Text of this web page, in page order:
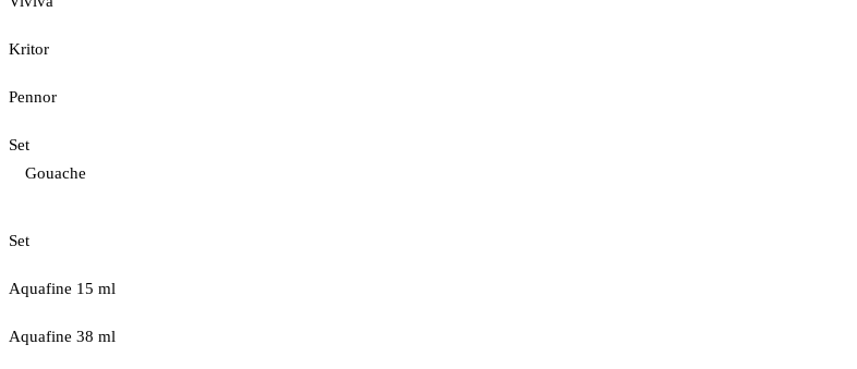
Kritor
Pennor
Set
Gouache
Set
Aquafine 15 ml
Aquafine 38 ml